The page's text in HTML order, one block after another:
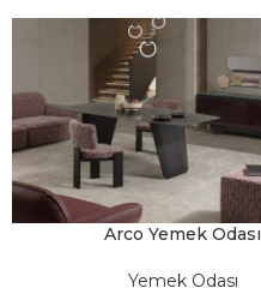
Arco Yemek Odası
Yemek Odası